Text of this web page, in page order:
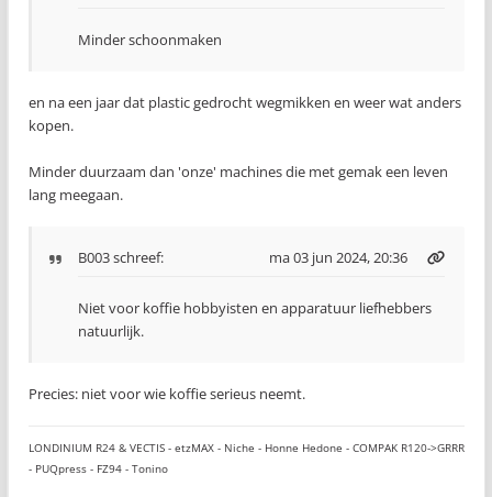
Minder schoonmaken
en na een jaar dat plastic gedrocht wegmikken en weer wat anders
kopen.
Minder duurzaam dan 'onze' machines die met gemak een leven
lang meegaan.
B003schreef: ma 03 jun 2024, 20:36
Niet voor koffie hobbyisten en apparatuur liefhebbers
natuurlijk.
Precies: niet voor wie koffie serieus neemt.
LONDINIUM R24 & VECTIS - etzMAX - Niche - Honne Hedone - COMPAK R120->GRRR
- PUQpress - FZ94 - Tonino